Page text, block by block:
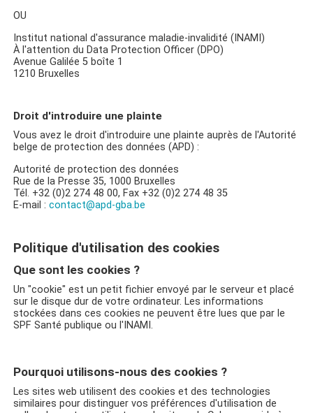
OU
Institut national d'assurance maladie-invalidité (INAMI)
À l'attention du Data Protection Officer (DPO)
Avenue Galilée 5 boîte 1
1210 Bruxelles
Droit d'introduire une plainte
Vous avez le droit d'introduire une plainte auprès de l'Autorité
belge de protection des données (APD) :
Autorité de protection des données
Rue de la Presse 35, 1000 Bruxelles
Tél. +32 (0)2 274 48 00, Fax +32 (0)2 274 48 35
E-mail : contact@apd-gba.be
Politique d'utilisation des cookies
Que sont les cookies ?
Un "cookie" est un petit fichier envoyé par le serveur et placé
sur le disque dur de votre ordinateur. Les informations
stockées dans ces cookies ne peuvent être lues que par le
SPF Santé publique ou l'INAMI.
Pourquoi utilisons-nous des cookies ?
Les sites web utilisent des cookies et des technologies
similaires pour distinguer vos préférences d'utilisation de